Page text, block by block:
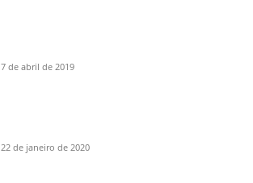
7 de abril de 2019
22 de janeiro de 2020